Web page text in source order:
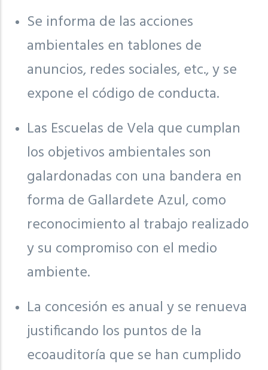
Se informa de las acciones
ambientales en tablones de
anuncios, redes sociales, etc., y se
expone el código de conducta.
Las Escuelas de Vela que cumplan
los objetivos ambientales son
galardonadas con una bandera en
forma de Gallardete Azul, como
reconocimiento al trabajo realizado
y su compromiso con el medio
ambiente.
La concesión es anual y se renueva
justificando los puntos de la
ecoauditoría que se han cumplido